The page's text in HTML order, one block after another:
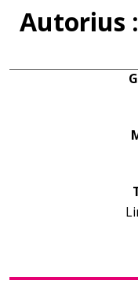
Leidiniai
Autorius